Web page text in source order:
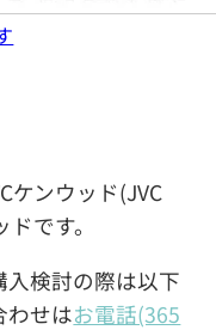
ケンウッド(JVC
です。
入検討の際は以下
わせはお電話(365